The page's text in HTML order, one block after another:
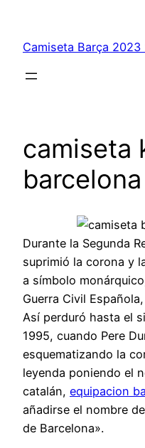
contenido
Camiseta Barça
camiseta
Durante la Segunda
suprimió la corona y
a símbolo
Guerra Civil
Así perduró hasta el
1995, cuando Pere
esquematizando la
leyenda poniendo el
catalán, equipacion
añadirse el nombre
de Barcelona».